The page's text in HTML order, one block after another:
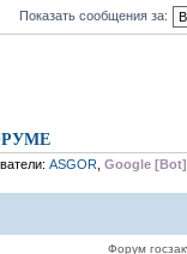
Показать сообщения за:
ASGOR, Google [Bot]
Форум